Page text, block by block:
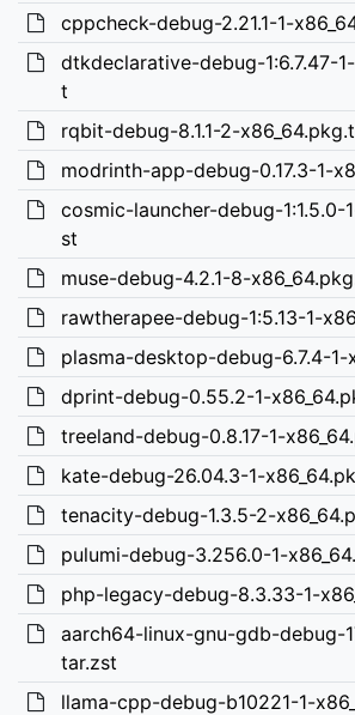
cppcheck-debug-2.21.1-1-
dtkdeclarative-debug-1:6.7.47-
t
rqbit-debug-8.1.1-2-
modrinth-app-debug-0.17.3-1-
cosmic-launcher-debug-1:1.5.0-
st
muse-debug-4.2.1-8-
rawtherapee-debug-1:5.13-1-
plasma-desktop-debug-6.7.4-1-
dprint-debug-0.55.2-1-
treeland-debug-0.8.17-1-
kate-debug-26.04.3-1-
tenacity-debug-1.3.5-2-
pulumi-debug-3.256.0-1-
php-legacy-debug-8.3.33-1-
aarch64-linux-gnu-gdb-debug-
tar.zst
llama-cpp-debug-b10221-1-